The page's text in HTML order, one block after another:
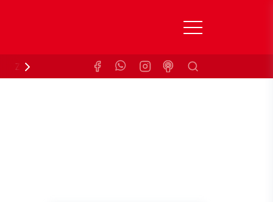
Zuzahlungsbefreiung KrankenkasseSuchen